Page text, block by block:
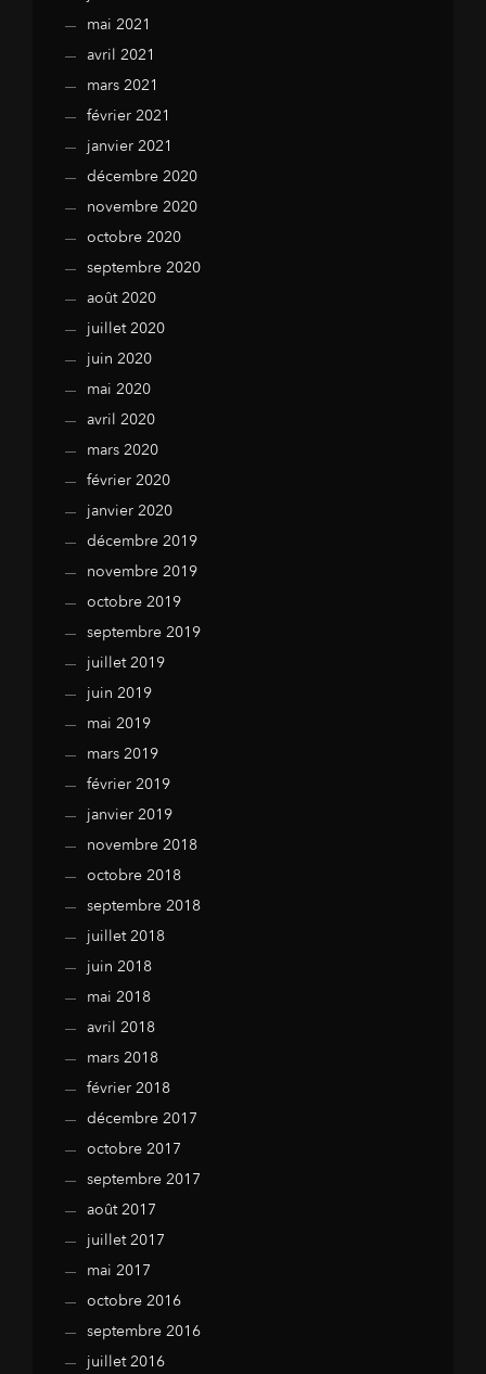
mai 2021
avril 2021
mars 2021
février 2021
janvier 2021
décembre 2020
novembre 2020
octobre 2020
septembre 2020
août 2020
juillet 2020
juin 2020
mai 2020
avril 2020
mars 2020
février 2020
janvier 2020
décembre 2019
novembre 2019
octobre 2019
septembre 2019
juillet 2019
juin 2019
mai 2019
mars 2019
février 2019
janvier 2019
novembre 2018
octobre 2018
septembre 2018
juillet 2018
juin 2018
mai 2018
avril 2018
mars 2018
février 2018
décembre 2017
octobre 2017
septembre 2017
août 2017
juillet 2017
mai 2017
octobre 2016
septembre 2016
juillet 2016